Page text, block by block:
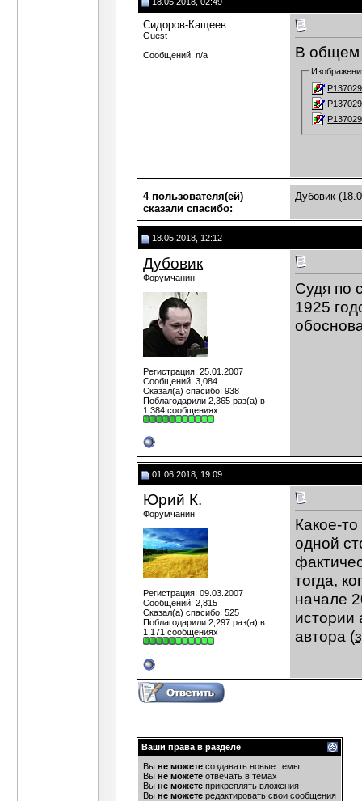
Сидоров-Кащеев
Guest
Сообщений: n/a
В общем
4 пользователя(ей)
сказали cпасибо:
Дубовик
18.05.2018, 12:12
Дубовик
Форумчанин
Регистрация: 25.01.2007
Сообщений: 3,084
Сказал(а) спасибо: 938
Поблагодарили 2,365 раз(а) в
1,384 сообщениях
Судя по
1925
01.06.2018, 19:09
Юрий К.
Форумчанин
Регистрация: 09.03.2007
Сообщений: 2,815
Сказал(а) спасибо: 525
Поблагодарили 2,297 раз(а) в
1,171 сообщениях
Какое-
одной
тогда,
начале
истории
автора (
Ваши права в разделе
Вы не можете создавать новые темы
Вы не можете отвечать в темах
Вы не можете прикреплять вложения
Вы не можете редактировать свои сообщения